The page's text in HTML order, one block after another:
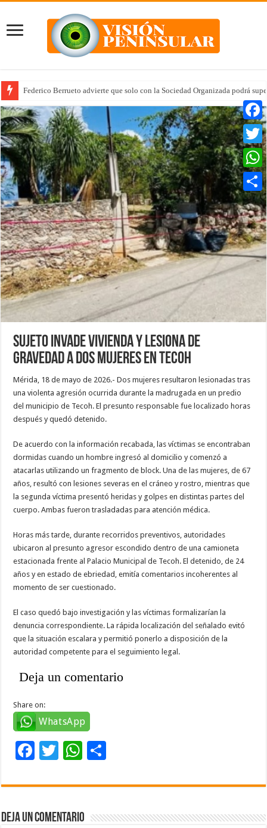
Federico Berrueto advierte que solo con la Sociedad Organizada podrá
Sujeto invade vivienda y lesiona de
gravedad a dos mujeres en Tecoh
Mérida, 18 de mayo de 2026.- Dos mujeres resultaron lesionadas tras
una violenta agresión ocurrida durante la madrugada en un predio
del municipio de Tecoh. El presunto responsable fue localizado horas
después y quedó detenido.
De acuerdo con la información recabada, las víctimas se encontraban
dormidas cuando un hombre ingresó al domicilio y comenzó a
atacarlas utilizando un fragmento de block. Una de las mujeres, de 67
años, resultó con lesiones severas en el cráneo y rostro, mientras que
la segunda víctima presentó heridas y golpes en distintas partes del
cuerpo. Ambas fueron trasladadas para atención médica.
Horas más tarde, durante recorridos preventivos, autoridades
ubicaron al presunto agresor escondido dentro de una camioneta
estacionada frente al Palacio Municipal de Tecoh. El detenido, de 24
años y en estado de ebriedad, emitía comentarios incoherentes al
momento de ser cuestionado.
El caso quedó bajo investigación y las víctimas formalizarían la
denuncia correspondiente. La rápida localización del señalado evitó
que la situación escalara y permitió ponerlo a disposición de la
autoridad competente para el seguimiento legal.
Deja un comentario
Share on:
WhatsApp
F
e
b
T
tt
er
W
at
sA
m
Deja un comentario
Twitter